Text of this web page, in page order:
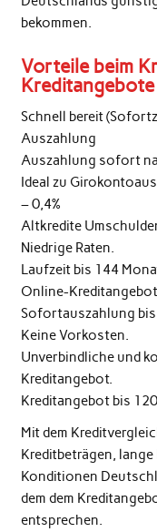
bekommen.
Vorteile beim
Kreditangebote
Schnell bereit
Auszahlung
Auszahlung sofort
Ideal zu
– 0,4%
Altkredite
Niedrige Raten.
Laufzeit bis 144
Online-
Sofortauszahlung
Keine Vorkosten.
Unverbindliche und
Kreditangebot.
Kreditangebot bis
Mit dem
Kreditbeträgen,
Konditionen
dem dem
entsprechen.